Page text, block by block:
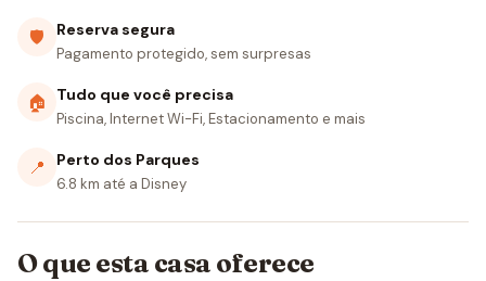
🛡 Reserva segura
Pagamento protegido, sem surpresas
🏠 Tudo que você precisa
Piscina, Internet Wi-Fi, Estacionamento e mais
📍 Perto dos Parques
6.8 km até a Disney
O que esta casa oferece